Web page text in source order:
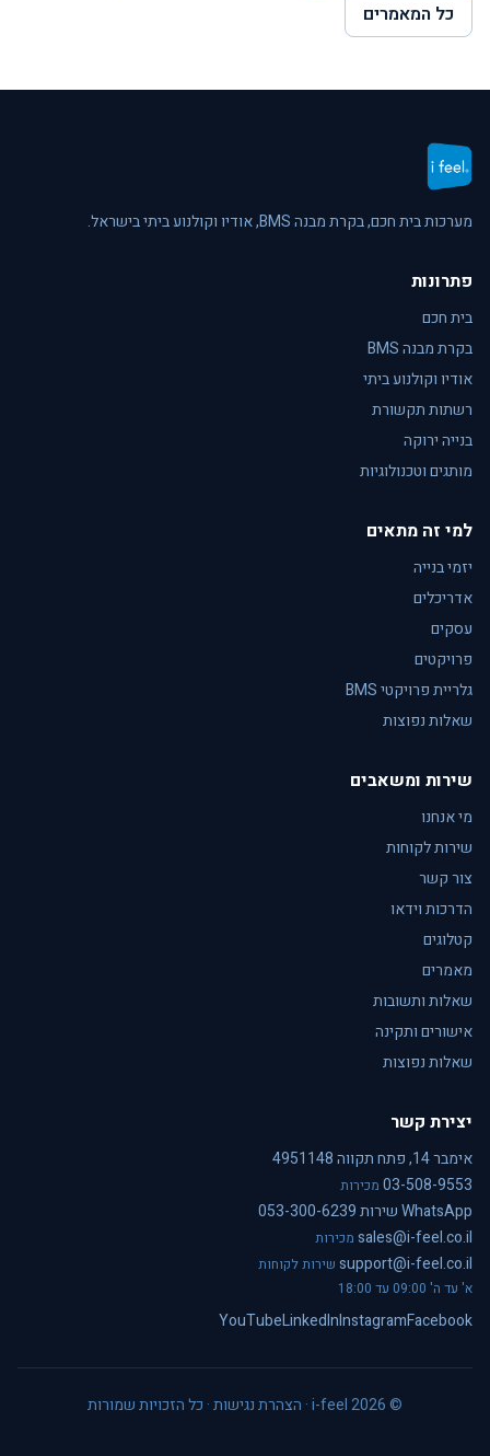
כל המאמרים
מערכות בית חכם, בקרת מבנה BMS, אודיו וקולנוע ביתי בישראל.
פתרונות
בית חכם
בקרת מבנה BMS
אודיו וקולנוע ביתי
רשתות תקשורת
בנייה ירוקה
מותגים וטכנולוגיות
למי זה מתאים
יזמי בנייה
אדריכלים
עסקים
פרויקטים
גלריית פרויקטי BMS
שאלות נפוצות
שירות ומשאבים
מי אנחנו
שירות לקוחות
צור קשר
הדרכות וידאו
קטלוגים
מאמרים
שאלות ותשובות
אישורים ותקינה
שאלות נפוצות
יצירת קשר
אימבר 14, פתח תקווה 4951148
03-508-9553 מכירות
WhatsApp שירות 053-300-6239
sales@i-feel.co.il מכירות
support@i-feel.co.il שירות לקוחות
א' עד ה' 09:00 עד 18:00
Facebook
Instagram
LinkedIn
YouTube
© i-feel 2026 · הצהרת נגישות· כל הזכויות שמורות